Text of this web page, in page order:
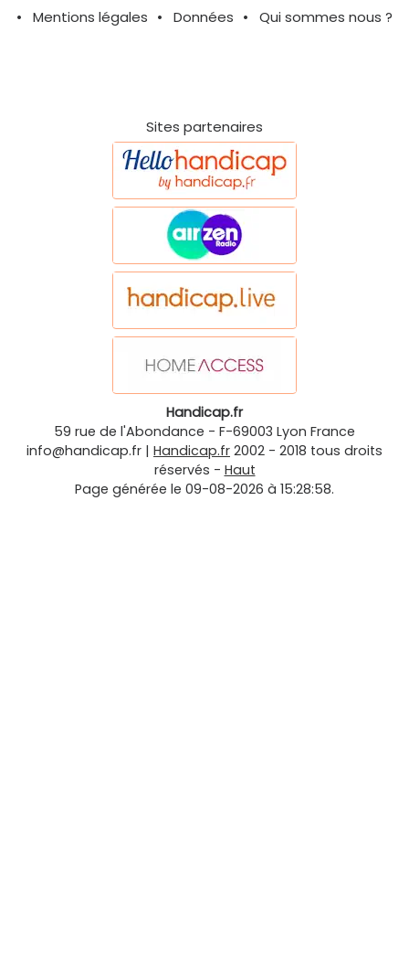
Mentions légales
Données Qui sommes nous ?
Sites partenaires
Handicap.fr
59 rue de l'Abondance - F-69003 Lyon France
info@handicap.fr | Handicap.fr 2002 - 2018 tous droits
réservés - Haut
Page générée le 09-08-2026 à 15:28:58.